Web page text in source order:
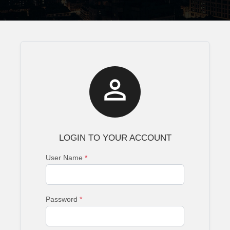

LOGIN TO YOUR ACCOUNT
User Name *
Password *